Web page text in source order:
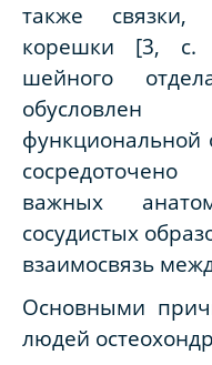
также
корешки [3, с.
шейного
обусловлен
функциональной
важных
сосудистых
взаимосвязь
Основными
людей